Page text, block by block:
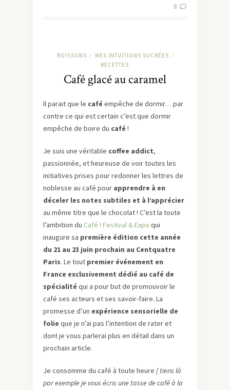
8
BOISSONS / MES INTUITIONS SUCRÉES /
RECETTES
Café glacé au caramel
Il parait que le café empêche de dormir… par
contre ce qui est certain c’est que dormir
empêche de boire du café !
Je suis une véritable coffee addict,
passionnée, et heureuse de voir toutes les
initiatives prises pour redonner les lettres de
noblesse au café pour apprendre à en
déceler les notes subtiles et à l’apprécier
au même titre que le chocolat ! C’est la toute
l’ambition du Café ! Festival & Expo qui
inaugure sa première édition cette année
du 21 au 23 juin prochain au Centquatre
Paris. Le tout premier événement en
France exclusivement dédié au café de
spécialité qui a pour but de promouvoir le
café ses acteurs et ses savoir-faire. La
promesse d’un expérience sensorielle de
folie que je n’ai pas l’intention de rater et
dont je vous parlerai plus en détail dans un
prochain article.
Je consomme du café à toute heure [tiens là
par exemple je vous écris une tasse de café à la